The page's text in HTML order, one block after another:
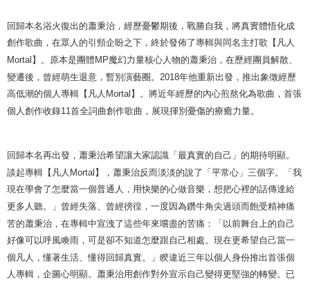
回歸本名浴火復出的蕭秉治，經歷憂鬱期後，戰勝自我，將真實體悟化成
創作歌曲，在眾人的引頸企盼之下，終於發佈了專輯與同名主打歌【凡人
Mortal】。原本是團體MP魔幻力量核心人物的蕭秉治，在歷經團員解散、
變遷後，曾經萌生退意，暫別演藝圈。 2018年他重新出發，推出象徵經歷
高低潮的個人專輯【凡人 Mortal】。將近年經歷的內心煎熬化為歌曲，首張
個人創作收錄11首全詞曲創作歌曲，展現揮別憂傷的療癒力量。
回歸本名再出發，蕭秉治希望讓大家認識「最真實的自己」的期待明顯。
談起專輯【凡人 Mortal】，蕭秉治反而淡淡的說了「平常心」三個字。「我
現在學會了怎麼當一個普通人，用快樂的心做音樂，想把心裡的話傳達給
更多人聽。」曾經失落、曾經徬徨，一度因為鑽牛角尖過頭而飽受精神痛
苦的蕭秉治，在專輯中宣洩了這些年來嚐盡的苦痛：「以前舞台上的自己
好像可以呼風喚雨，可是卻不知道怎麼跟自己相處。現在更希望自己當一
個凡人，懂著生活、懂得回歸真實。」睽違近三年以個人身份推出首張個
人專輯，企圖心明顯。蕭秉治用創作對外宣示自己變得更堅強的轉變。已